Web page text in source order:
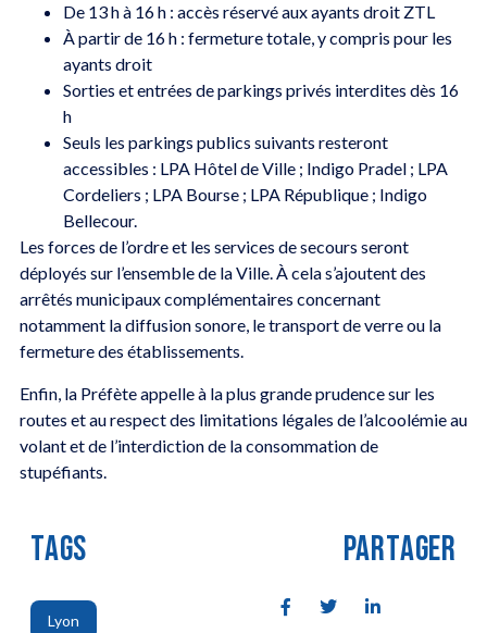
De 13 h à 16 h : accès réservé aux ayants droit ZTL
À partir de 16 h : fermeture totale, y compris pour les
ayants droit
Sorties et entrées de parkings privés interdites dès 16
h
Seuls les parkings publics suivants resteront
accessibles : LPA Hôtel de Ville ; Indigo Pradel ; LPA
Cordeliers ; LPA Bourse ; LPA République ; Indigo
Bellecour.
Les forces de l’ordre et les services de secours seront
déployés sur l’ensemble de la Ville. À cela s’ajoutent des
arrêtés municipaux complémentaires concernant
notamment la diffusion sonore, le transport de verre ou la
fermeture des établissements.
Enfin, la Préfète appelle à la plus grande prudence sur les
routes et au respect des limitations légales de l’alcoolémie au
volant et de l’interdiction de la consommation de
stupéfiants.
TAGS
Lyon
PARTAGER